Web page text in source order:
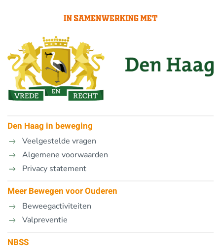
Den Haag in beweging
Veelgestelde vragen
Algemene voorwaarden
Privacy statement
Meer Bewegen voor Ouderen
Beweegactiviteiten
Valpreventie
NBSS